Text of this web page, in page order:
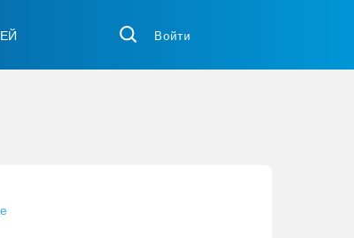
Войти